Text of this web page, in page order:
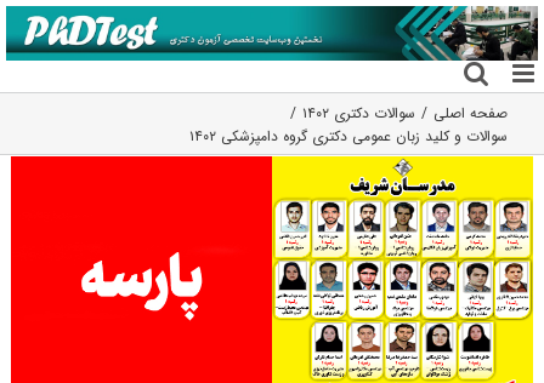
رفتن
به
محتوا
صفحه اصلی
سوالات دکتری ۱۴۰۲
سوالات و کلید زبان عمومی دکتری گروه دامپزشکی ۱۴۰۲